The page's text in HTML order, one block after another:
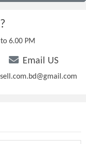
6.00 PM
Email US